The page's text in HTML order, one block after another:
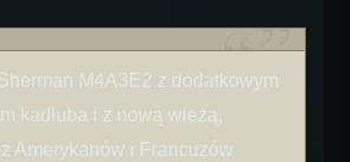
M4A3E2 z dodatkowym
kadłuba i z nową wieżą,
Amerykanów i Francuzów